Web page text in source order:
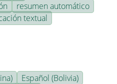
resumen automático
textual
Español (Bolivia)